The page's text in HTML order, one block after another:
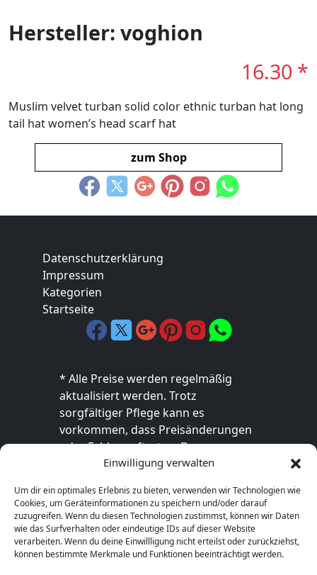
Einwilligung verwalten
Um dir ein optimales Erlebnis zu bieten, verwenden wir Technologien wie
Cookies, um Geräteinformationen zu speichern und/oder darauf
zuzugreifen. Wenn du diesen Technologien zustimmst, können wir Daten
wie das Surfverhalten oder eindeutige IDs auf dieser Website
verarbeiten. Wenn du deine Einwillligung nicht erteilst oder zurückziehst,
können bestimmte Merkmale und Funktionen beeinträchtigt werden.
Hersteller: voghion
16.30 *
Muslim velvet turban solid color ethnic turban hat long
tail hat women’s head scarf hat
zum Shop
Datenschutzerklärung
Impressum
Kategorien
Startseite
* Alle Preise werden regelmäßig
aktualisiert werden. Trotz
sorgfältiger Pflege kann es
vorkommen, dass Preisänderungen
oder Fehler auftreten. Der
endgültige Preis sowie die
ausschließlich im jeweiligen Online-
Shop des Anbieters verbindlich. Bitte
überprüfe den Preis vor dem Kauf
direkt beim Händler.